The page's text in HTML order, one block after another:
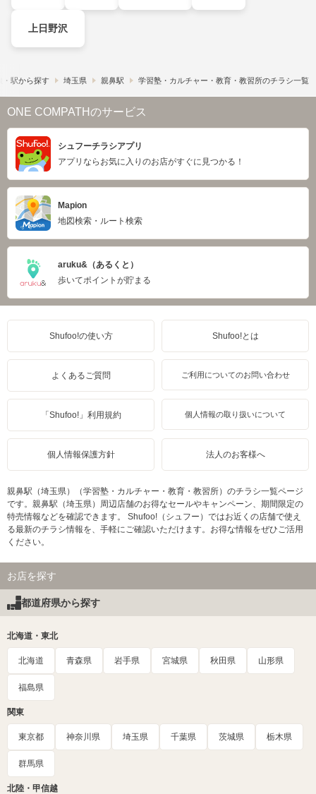
上日野沢
・駅から探す 埼玉県 親鼻駅 学習塾・カルチャー・教育・教習所のチラシ一覧
ONE COMPATHのサービス
シュフーチラシアプリ
アプリならお気に入りのお店がすぐに見つかる！
Mapion
地図検索・ルート検索
aruku&（あるくと）
歩いてポイントが貯まる
Shufoo!の使い方 Shufoo!とは
よくあるご質問 ご利用についてのお問い合わせ
「Shufoo!」利用規約 個人情報の取り扱いについて
個人情報保護方針 法人のお客様へ
親鼻駅（埼玉県）（学習塾・カルチャー・教育・教習所）のチラシ一覧ページ
です。親鼻駅（埼玉県）周辺店舗のお得なセールやキャンペーン、期間限定の
特売情報などを確認できます。 Shufoo!（シュフー）ではお近くの店舗で使え
る最新のチラシ情報を、手軽にご確認いただけます。お得な情報をぜひご活用
ください。
お店を探す
都道府県から探す
北海道・東北
北海道 青森県 岩手県 宮城県 秋田県 山形県
福島県
関東
東京都 神奈川県 埼玉県 千葉県 茨城県 栃木県
群馬県
北陸・甲信越